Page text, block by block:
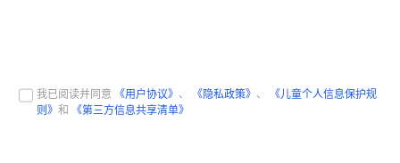
我已阅读并同意 《用户协议》 、 《隐私政策》 、
《儿童个人信息保护规
则》和 《第三方信息共享清单》